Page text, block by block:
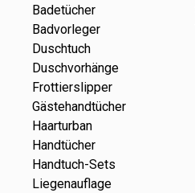
Badetücher
Badvorleger
Duschtuch
Duschvorhänge
Frottierslipper
Gästehandtücher
Haarturban
Handtücher
Handtuch-Sets
Liegenauflage